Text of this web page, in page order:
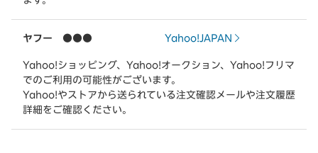
ヤフー ●●● Yahoo!JAPAN
Yahoo!ショッピング、Yahoo!オークション、Yahoo!フリマ
でのご利用の可能性がございます。
Yahoo!やストアから送られている注文確認メールや注文履歴
詳細をご確認ください。